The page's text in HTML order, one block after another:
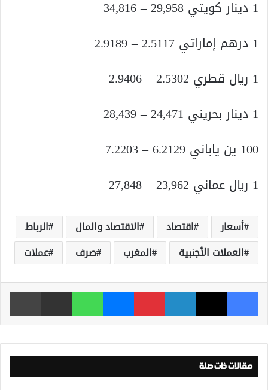
1 دينار كويتي 29,958 – 34,816
1 درهم إماراتي 2.5117 – 2.9189
1 ريال قطري 2.5302 – 2.9406
1 دينار بحريني 24,471 – 28,439
100 ين ياباني 6.2129 – 7.2203
1 ريال عماني 23,962 – 27,848
أسعار اقتصاد الاقتصاد والمال
الرباط
العملات الأجنبية
المغرب صرف عملات
فيسبوك ‫X لينكدإن بينتيريست ماسنجر واتساب مشاركة عبر البريد
مقالات ذات صلة